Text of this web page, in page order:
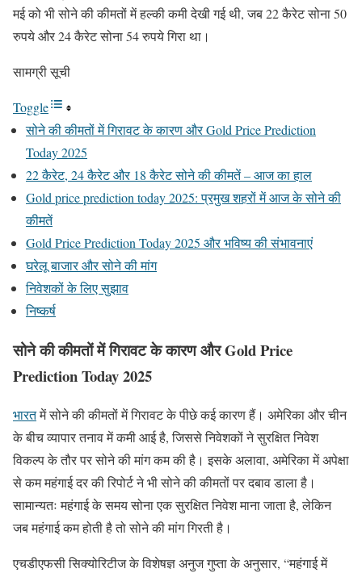
मई को भी सोने की कीमतों में हल्की कमी देखी गई थी, जब 22 कैरेट सोना 50
रुपये और 24 कैरेट सोना 54 रुपये गिरा था।
सामग्री सूची
Toggle
सोने की कीमतों में गिरावट के कारण और Gold Price Prediction
Today 2025
22 कैरेट, 24 कैरेट और 18 कैरेट सोने की कीमतें – आज का हाल
Gold price prediction today 2025: प्रमुख शहरों में आज के सोने की
कीमतें
Gold Price Prediction Today 2025 और भविष्य की संभावनाएं
घरेलू बाजार और सोने की मांग
निवेशकों के लिए सुझाव
निष्कर्ष
सोने की कीमतों में गिरावट के कारण और Gold Price
Prediction Today 2025
भारतमें सोने की कीमतों में गिरावट के पीछे कई कारण हैं। अमेरिका और चीन
के बीच व्यापार तनाव में कमी आई है, जिससे निवेशकों ने सुरक्षित निवेश
विकल्प के तौर पर सोने की मांग कम की है। इसके अलावा, अमेरिका में अपेक्षा
से कम महंगाई दर की रिपोर्ट ने भी सोने की कीमतों पर दबाव डाला है।
सामान्यतः महंगाई के समय सोना एक सुरक्षित निवेश माना जाता है, लेकिन
जब महंगाई कम होती है तो सोने की मांग गिरती है।
एचडीएफसी सिक्योरिटीज के विशेषज्ञ अनुज गुप्ता के अनुसार, “महंगाई में